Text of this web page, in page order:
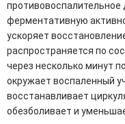
противовоспалительное
ферментативную
ускоряет
распространяется по
через несколько минут
окружает воспаленный
восстанавливает
обезболивает и